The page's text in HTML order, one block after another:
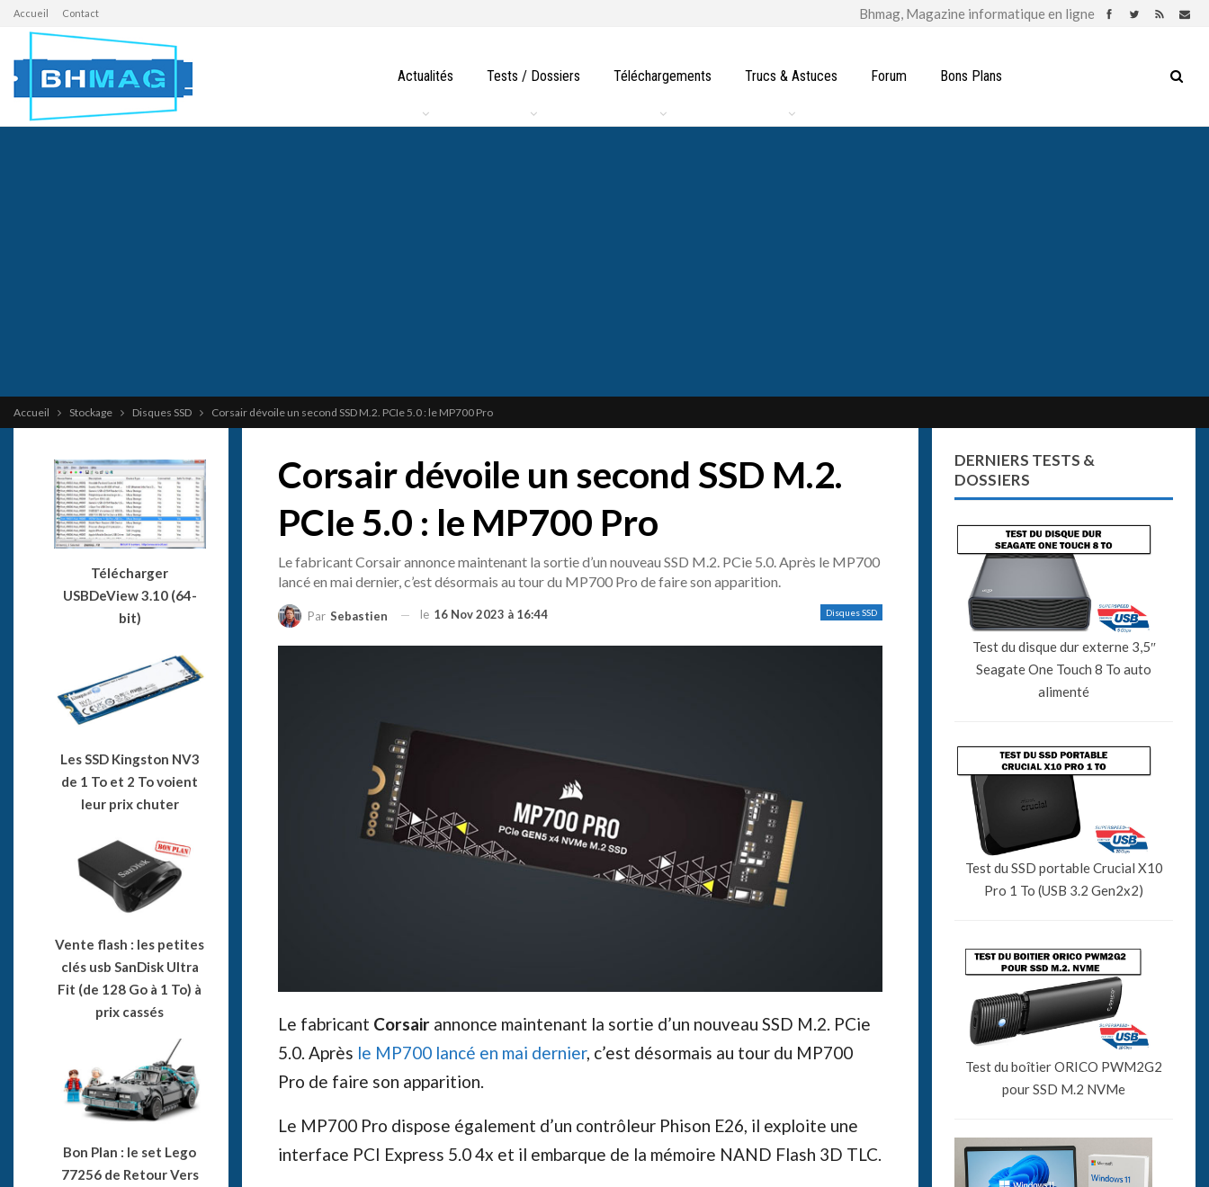
Accueil Contact
Actualités Tests / Dossiers Téléchargements Trucs & Astuces Forum Bons Plans
Accueil Stockage Disques SSD Corsair dévoile un second SSD M.2. PCIe 5.0 : le MP700 Pro
Corsair dévoile un second SSD M.2.
PCIe 5.0 : le MP700 Pro
Le fabricant Corsair annonce maintenant la sortie d’un nouveau SSD M.2. PCie 5.0. Après le MP700
lancé en mai dernier, c’est désormais au tour du MP700 Pro de faire son apparition.
Disques SSD
Par Sebastien le 16 Nov 2023 à 16:44
Le fabricant Corsairannonce maintenant la sortie d’un nouveau SSD M.2. PCie
5.0. Après le MP700 lancé en mai dernier, c’est désormais au tour du MP700
Pro de faire son apparition.
Le MP700 Pro dispose également d’un contrôleur Phison E26, il exploite une
interface PCI Express 5.0 4x et il embarque de la mémoire NAND Flash 3D TLC.
DERNIERS TESTS &
DOSSIERS
Test du disque dur externe 3,5″
Seagate One Touch 8 To auto
alimenté
Test du SSD portable Crucial X10
Pro 1 To (USB 3.2 Gen2x2)
Test du boîtier ORICO PWM2G2
pour SSD M.2 NVMe
Télécharger
USBDeView 3.10 (64-
bit)
Les SSD Kingston NV3
de 1 To et 2 To voient
leur prix chuter
Vente flash : les petites
clés usb SanDisk Ultra
Fit (de 128 Go à 1 To) à
prix cassés
Bon Plan : le set Lego
77256 de Retour Vers